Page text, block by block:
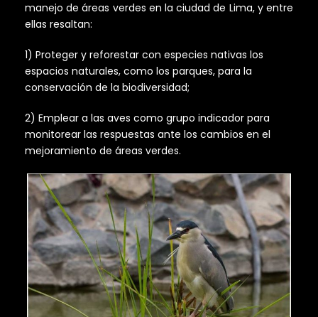
manejo de áreas verdes en la ciudad de Lima, y entre
ellas resaltan:
1) Proteger y reforestar con especies nativas los
espacios naturales, como los parques, para la
conservación de la biodiversidad;
2) Emplear a las aves como grupo indicador para
monitorear las respuestas ante los cambios en el
mejoramiento de áreas verdes.